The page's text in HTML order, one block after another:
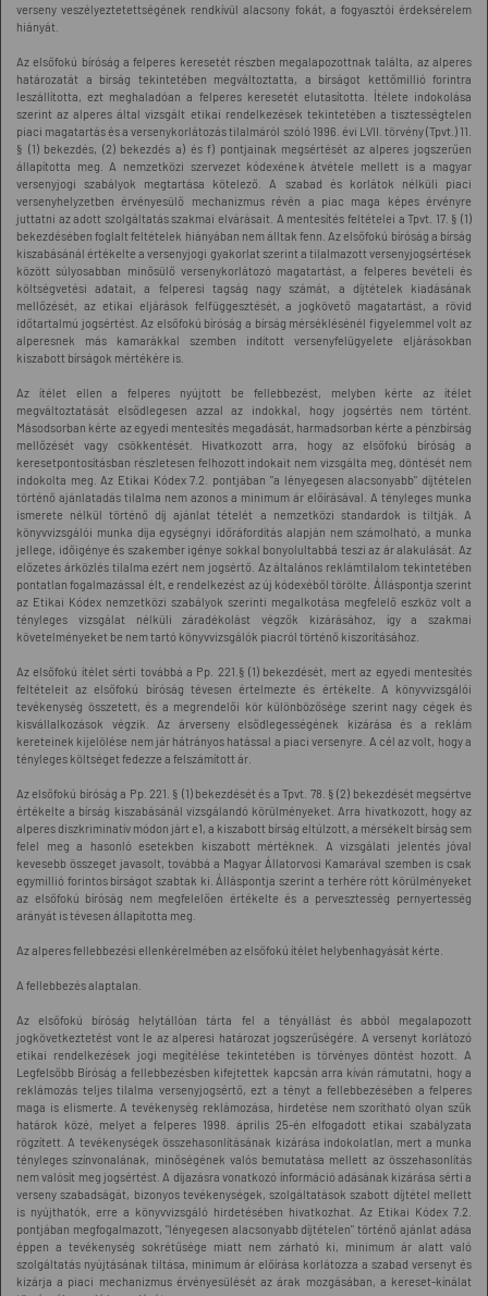
verseny veszélyeztetettségének rendkívül alacsony fokát, a fogyasztói érdeksérelem
hiányát.
Az elsőfokú bíróság a felperes keresetét részben megalapozottnak találta, az alperes
határozatát a bírság tekintetében megváltoztatta, a bírságot kettőmillió forintra
leszállította, ezt meghaladóan a felperes keresetét elutasította. Ítélete indokolása
szerint az alperes által vizsgált etikai rendelkezések tekintetében a tisztességtelen
piaci magatartás és a versenykorlátozás tilalmáról szóló 1996. évi LVII. törvény (Tpvt.) 11.
§ (1) bekezdés, (2) bekezdés a) és f) pontjainak megsértését az alperes jogszerűen
állapította meg. A nemzetközi szervezet kódexének átvétele mellett is a magyar
versenyjogi szabályok megtartása kötelező. A szabad és korlátok nélküli piaci
versenyhelyzetben érvényesülő mechanizmus révén a piac maga képes érvényre
juttatni az adott szolgáltatás szakmai elvárásait. A mentesítés feltételei a Tpvt. 17. § (1)
bekezdésében foglalt feltételek hiányában nem álltak fenn. Az elsőfokú bíróság a bírság
kiszabásánál értékelte a versenyjogi gyakorlat szerint a tilalmazott versenyjogsértések
között súlyosabban minősülő versenykorlátozó magatartást, a felperes bevételi és
költségvetési adatait, a felperesi tagság nagy számát, a díjtételek kiadásának
mellőzését, az etikai eljárások felfüggesztését, a jogkövető magatartást, a rövid
időtartalmú jogsértést. Az elsőfokú bíróság a bírság mérséklésénél figyelemmel volt az
alperesnek más kamarákkal szemben indított versenyfelügyelete eljárásokban
kiszabott bírságok mértékére is.
Az ítélet ellen a felperes nyújtott be fellebbezést, melyben kérte az ítélet
megváltoztatását elsődlegesen azzal az indokkal, hogy jogsértés nem történt.
Másodsorban kérte az egyedi mentesítés megadását, harmadsorban kérte a pénzbírság
mellőzését vagy csökkentését. Hivatkozott arra, hogy az elsőfokú bíróság a
keresetpontosításban részletesen felhozott indokait nem vizsgálta meg, döntését nem
indokolta meg. Az Etikai Kódex 7.2. pontjában "a lényegesen alacsonyabb" díjtételen
történő ajánlatadás tilalma nem azonos a minimum ár előírásával. A tényleges munka
ismerete nélkül történő díj ajánlat tételét a nemzetközi standardok is tiltják. A
könyvvizsgálói munka díja egységnyi időráfordítás alapján nem számolható, a munka
jellege, időigénye és szakember igénye sokkal bonyolultabbá teszi az ár alakulását. Az
előzetes árközlés tilalma ezért nem jogsértő. Az általános reklámtilalom tekintetében
pontatlan fogalmazással élt, e rendelkezést az új kódexéből törölte. Álláspontja szerint
az Etikai Kódex nemzetközi szabályok szerinti megalkotása megfelelő eszköz volt a
tényleges vizsgálat nélküli záradékolást végzők kizárásához, így a szakmai
követelményeket be nem tartó könyvvizsgálók piacról történő kiszorításához.
Az elsőfokú ítélet sérti továbbá a Pp. 221.§ (1) bekezdését, mert az egyedi mentesítés
feltételeit az elsőfokú bíróság tévesen értelmezte és értékelte. A könyvvizsgálói
tevékenység összetett, és a megrendelői kör különbözősége szerint nagy cégek és
kisvállalkozások végzik. Az árverseny elsődlegességének kizárása és a reklám
kereteinek kijelölése nem jár hátrányos hatással a piaci versenyre. A cél az volt, hogy a
tényleges költséget fedezze a felszámított ár.
Az elsőfokú bíróság a Pp. 221. § (1) bekezdését és a Tpvt. 78. § (2) bekezdését megsértve
értékelte a bírság kiszabásánál vizsgálandó körülményeket. Arra hivatkozott, hogy az
alperes diszkriminatív módon járt e1, a kiszabott bírság eltúlzott, a mérsékelt bírság sem
felel meg a hasonló esetekben kiszabott mértéknek. A vizsgálati jelentés jóval
kevesebb összeget javasolt, továbbá a Magyar Állatorvosi Kamarával szemben is csak
egymillió forintos bírságot szabtak ki. Álláspontja szerint a terhére rótt körülményeket
az elsőfokú bíróság nem megfelelően értékelte és a pervesztesség pernyertesség
arányát is tévesen állapította meg.
Az alperes fellebbezési ellenkérelmében az elsőfokú ítélet helybenhagyását kérte.
A fellebbezés alaptalan.
Az elsőfokú bíróság helytállóan tárta fel a tényállást és abból megalapozott
jogkövetkeztetést vont le az alperesi határozat jogszerűségére. A versenyt korlátozó
etikai rendelkezések jogi megítélése tekintetében is törvényes döntést hozott. A
Legfelsőbb Bíróság a fellebbezésben kifejtettek kapcsán arra kíván rámutatni, hogy a
reklámozás teljes tilalma versenyjogsértő, ezt a tényt a fellebbezésében a felperes
maga is elismerte. A tevékenység reklámozása, hirdetése nem szorítható olyan szűk
határok közé, melyet a felperes 1998. április 25-én elfogadott etikai szabályzata
rögzített. A tevékenységek összehasonlításának kizárása indokolatlan, mert a munka
tényleges színvonalának, minőségének valós bemutatása mellett az összehasonlítás
nem valósít meg jogsértést. A díjazásra vonatkozó ínformáció adásának kizárása sérti a
verseny szabadságát, bizonyos tevékenységek, szolgáltatások szabott díjtétel mellett
is nyújthatók, erre a könyvvizsgáló hirdetésében hivatkozhat. Az Etikai Kódex 7.2.
pontjában megfogalmazott, "lényegesen alacsonyabb díjtételen" történő ajánlat adása
éppen a tevékenység sokrétűsége miatt nem zárható ki, minimum ár alatt való
szolgáltatás nyújtásának tiltása, minimum ár előírása korlátozza a szabad versenyt és
kizárja a piaci mechanizmus érvényesülését az árak mozgásában, a kereset-kínálat